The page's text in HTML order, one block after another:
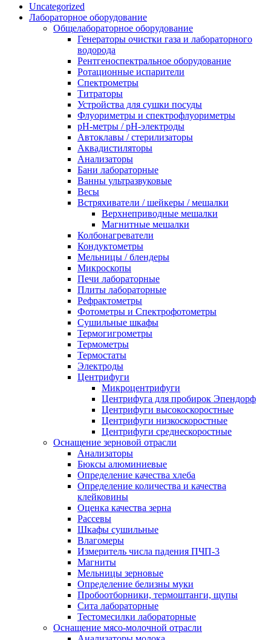
Uncategorized
Лабораторное оборудование
Общелабораторное оборудование
Генераторы очистки газа и лабораторного
водорода
Рентгеноспектральное оборудование
Ротационные испарители
Спектрометры
Титраторы
Устройства для сушки посуды
Флуориметры и спектрофлуориметры
pН-метры / рН-электроды
Автоклавы / стерилизаторы
Аквадистиляторы
Анализаторы
Бани лабораторные
Ванны ультразвуковые
Весы
Встряхиватели / шейкеры / мешалки
Верхнеприводные мешалки
Магнитные мешалки
Колбонагреватели
Кондуктометры
Мельницы / блендеры
Микроскопы
Печи лабораторные
Плиты лабораторные
Рефрактометры
Фотометры и Спектрофотометры
Сушильные шкафы
Термогигрометры
Термометры
Термостаты
Электроды
Центрифуги
Микроцентрифуги
Центрифуга для пробирок Эпендорф
Центрифуги высокоскоростные
Центрифуги низкоскоростные
Центрифуги среднескоростные
Оснащение зерновой отрасли
Анализаторы
Бюксы алюминиевые
Определение качества хлеба
Определение количества и качества
клейковины
Оценка качества зерна
Рассевы
Шкафы сушильные
Влагомеры
Измеритель числа падения ПЧП-3
Магниты
Мельницы зерновые
Определение белизны муки
Пробоотборники, термоштанги, щупы
Сита лабораторные
Тестомесилки лабораторные
Оснащение мясо-молочной отрасли